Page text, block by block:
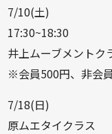
7/10(土)
17:30~18:30
井上ムーブメントク
※会員500円、非会
7/18(日)
原ムエタイクラス